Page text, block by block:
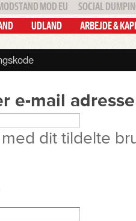
MOD EU
SOCIAL
UDLAND ARBEJDE &
e-mail
dit tildelte